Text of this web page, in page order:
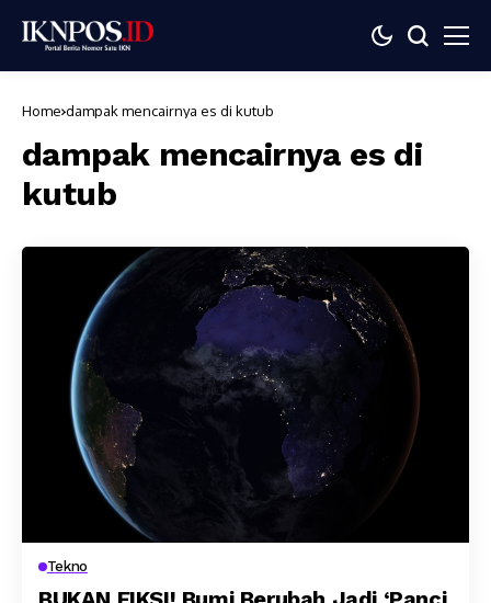
Home dampak mencairnya es di kutub
dampak mencairnya es di
kutub
Tekno